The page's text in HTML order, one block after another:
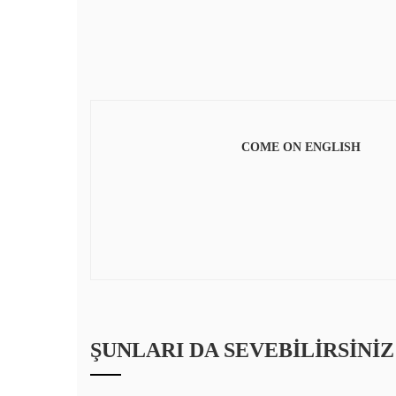
COME ON ENGLISH
ŞUNLARI DA SEVEBILIRSINIZ